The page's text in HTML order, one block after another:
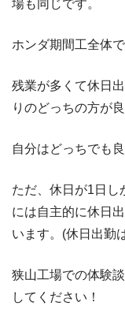
場も同じです。
ホンダ期間工全体
残業が多くて休日
りのどっちの方が
自分はどっちでも
ただ、休日が1日し
には自主的に休日
います。(休日出勤
狭山工場での体験
してください！